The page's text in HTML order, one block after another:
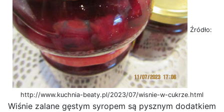
Źródło:
http://www.kuchnia-beaty.pl/2023/07/wisnie-w-cukrze.html
Wiśnie zalane gęstym syropem są pysznym dodatkiem